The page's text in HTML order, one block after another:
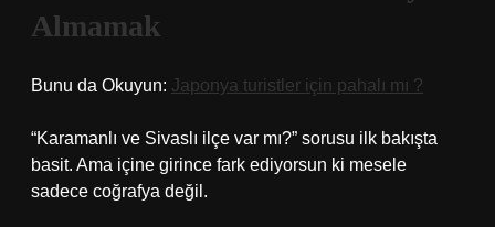
Almamak
Bunu da Okuyun: Japonya turistler için pahalı mı ?
“Karamanlı ve Sivaslı ilçe var mı?” sorusu ilk bakışta
basit. Ama içine girince fark ediyorsun ki mesele
sadece coğrafya değil.